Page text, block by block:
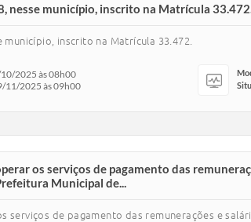
nesse município, inscrito na Matrícula
inscrito na Matrícula 33.472.
2025 às 08h00
11/2025 às 09h00
os serviços de pagamento das
Municipal de...
de pagamento das remunerações e